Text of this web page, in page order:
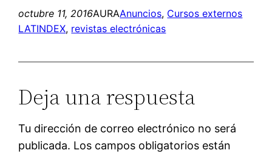
octubre 11, 2016AURAAnuncios, Cursos externos
LATINDEX, revistas electrónicas
Deja una respuesta
Tu dirección de correo electrónico no será
publicada. Los campos obligatorios están